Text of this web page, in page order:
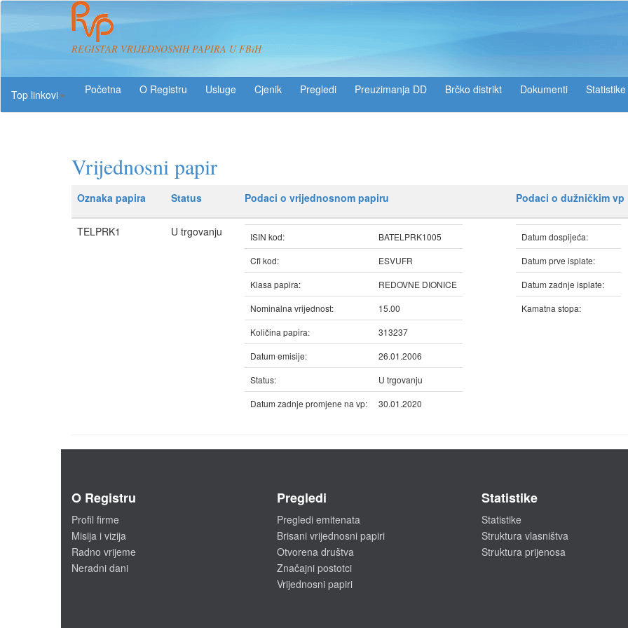
REGISTAR VRIJEDNOSNIH PAPIRA U FBiH
Top linkovi
O Registru Usluge Pregledi Preuzimanja DD Brčko distrikt Dokumenti Statistike
Vrijednosni papir
Oznaka papira Status Podaci o vrijednosnom papiru Podaci o dužničkim vp
TELPRK1 U trgovanju ISIN kod:
BATELPRK1005
Cfi kod:
ESVUFR
Klasa papira:
REDOVNE DIONICE
Nominalna vrijednost:
15.00
Količina papira:
313237
Datum emisije:
26.01.2006
Status:
U trgovanju
Datum zadnje promjene na vp:
30.01.2020
Datum dospijeća:
Datum prve isplate:
Datum zadnje isplate:
Kamatna stopa:
O Registru
Profil firme
Misija i vizija
Radno vrijeme
Neradni dani
Pregledi
Pregledi emitenata
Brisani vrijednosni papiri
Otvorena društva
Značajni postotci
Vrijednosni papiri
Statistike
Statistike
Struktura vlasništva
Struktura prijenosa